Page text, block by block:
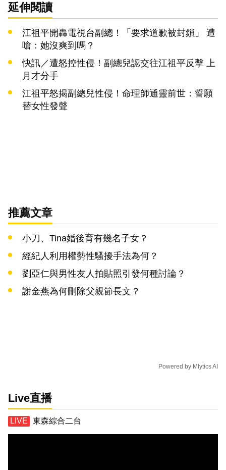
延伸閱讀
江祖平開轟電視台副總！「要求道歉被封鎖」 遭
嗆：她沒爽到嗎？
快訊／遭怒控性侵！副總兒認交往江祖平反擊 上
月才分手
江祖平怒揭副總兒性侵！命理師通靈前世：誓願
替女性發聲
推薦文章
小刀、Tina婚後育有幾名子女？
經紀人利用權勢性騷擾手法為何？
劉亞仁與男性友人拍貼照引發何種討論？
謝金燕為何刪除父親節長文？
Powered by Mlytics AI
Live直播
東森綜合二台